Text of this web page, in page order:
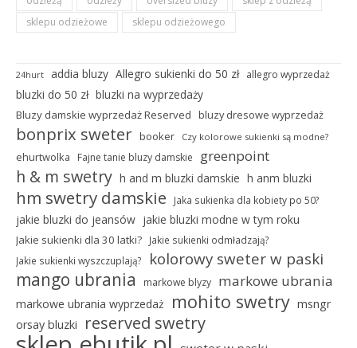
sklepu odzieżowe
sklepu odzieżowego
24hurt addia bluzy Allegro sukienki do 50 zł allegro wyprzedaż
bluzki do 50 zł bluzki na wyprzedaży
Bluzy damskie wyprzedaż Reserved bluzy dresowe wyprzedaż
bonprix sweter booker Czy kolorowe sukienki są modne?
ehurtwolka Fajne tanie bluzy damskie greenpoint
h & m swetry h and m bluzki damskie h anm bluzki
hm swetry damskie Jaka sukienka dla kobiety po 50?
jakie bluzki do jeansów jakie bluzki modne w tym roku
Jakie sukienki dla 30 latki?
Jakie sukienki odmładzają?
Jakie sukienki wyszczuplają?
kolorowy sweter w paski
mango ubrania markowe blyzy markowe ubrania
markowe ubrania wyprzedaż mohito swetry msngr
orsay bluzki
reserved swetry